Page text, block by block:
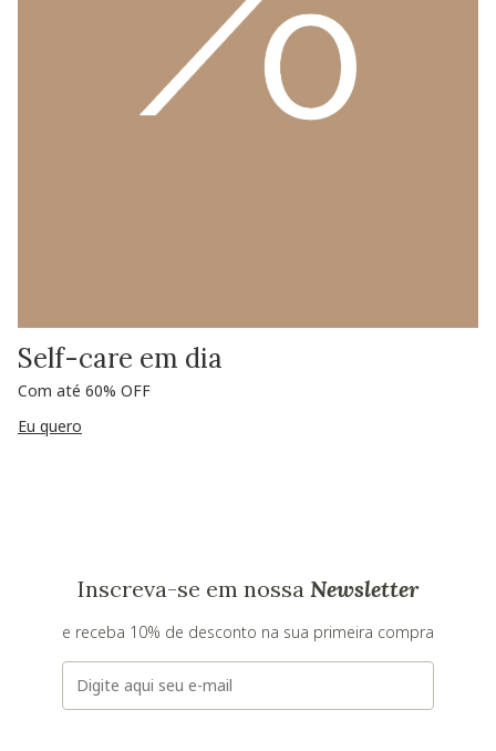
Self-care em dia
Com até 60% OFF
Eu quero
Inscreva-se em nossa Newsletter
e receba 10% de desconto na sua primeira compra
E-mail